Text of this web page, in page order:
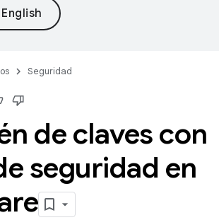
Seguridad
de claves con
seguridad en